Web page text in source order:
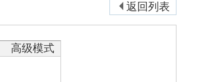
返回列表
高级模式